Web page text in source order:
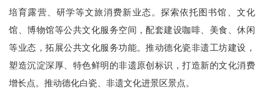
培育露营、研学等文旅消费新业态。探索依托图书馆、文化
馆、博物馆等公共文化服务空间，配套建设咖啡、美食、休闲
等业态，拓展公共文化服务功能。推动德化瓷非遗工坊建设，
塑造沉淀深厚、特色鲜明的非遗原创标识，打造新的文化消费
增长点。推动德化白瓷、非遗文化进景区景点。